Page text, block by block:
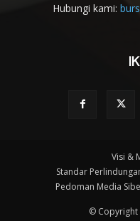
Hubungi kami:
Visi &
Standar
Pedoman Media
© Copyright